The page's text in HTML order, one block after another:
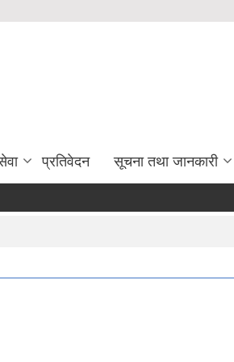
प्रतिवेदन सूचना तथा जानकारी